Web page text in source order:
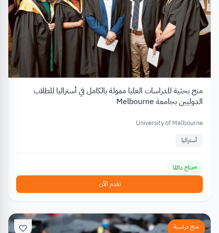
منح بحثية للدراسات العليا ممولة بالكامل في أستراليا للطلاب
الدوليين بجامعة Melbourne
University of Melbourne
أستراليا
متاح دائمًا
تقدم الآن
منح دراسية